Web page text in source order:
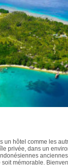
un hôtel comme les
privée, dans un
mémorable.